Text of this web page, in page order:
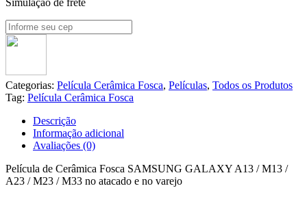
Categorias: Película Cerâmica Fosca, Películas, Todos os Produtos
Tag: Película Cerâmica Fosca
Descrição
Informação adicional
Avaliações (0)
Película de Cerâmica Fosca SAMSUNG GALAXY A13 / M13 /
A23 / M23 / M33 no atacado e no varejo